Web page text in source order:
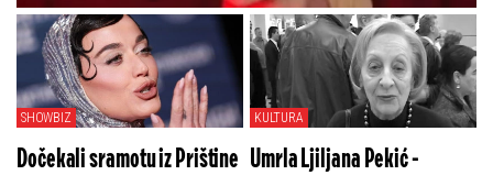
Pogledajte koliko je jezivo (VIDEO)
SHOWBIZ
Dočekali sramotu iz Prištine
KULTURA
Umrla Ljiljana Pekić -